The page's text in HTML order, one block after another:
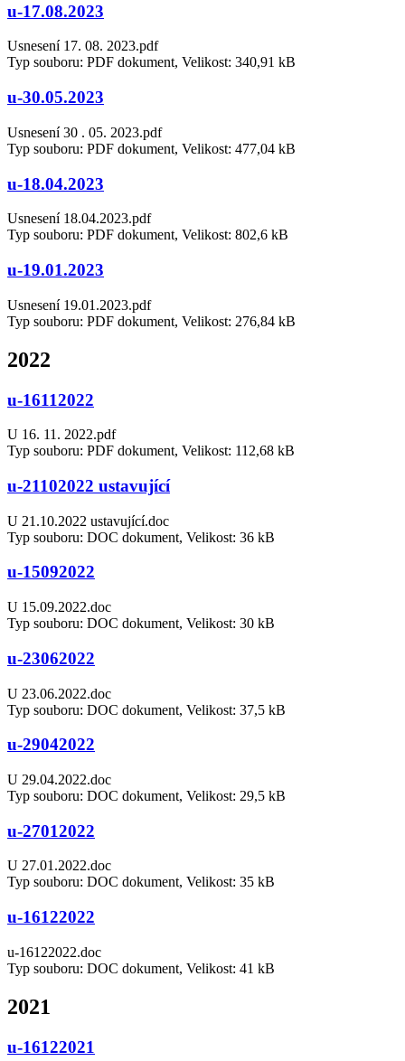
u-17.08.2023
Usnesení 17. 08. 2023.pdf
Typ souboru: PDF dokument, Velikost: 340,91 kB
u-30.05.2023
Usnesení 30 . 05. 2023.pdf
Typ souboru: PDF dokument, Velikost: 477,04 kB
u-18.04.2023
Usnesení 18.04.2023.pdf
Typ souboru: PDF dokument, Velikost: 802,6 kB
u-19.01.2023
Usnesení 19.01.2023.pdf
Typ souboru: PDF dokument, Velikost: 276,84 kB
2022
u-16112022
U 16. 11. 2022.pdf
Typ souboru: PDF dokument, Velikost: 112,68 kB
u-21102022 ustavující
U 21.10.2022 ustavující.doc
Typ souboru: DOC dokument, Velikost: 36 kB
u-15092022
U 15.09.2022.doc
Typ souboru: DOC dokument, Velikost: 30 kB
u-23062022
U 23.06.2022.doc
Typ souboru: DOC dokument, Velikost: 37,5 kB
u-29042022
U 29.04.2022.doc
Typ souboru: DOC dokument, Velikost: 29,5 kB
u-27012022
U 27.01.2022.doc
Typ souboru: DOC dokument, Velikost: 35 kB
u-16122022
u-16122022.doc
Typ souboru: DOC dokument, Velikost: 41 kB
2021
u-16122021